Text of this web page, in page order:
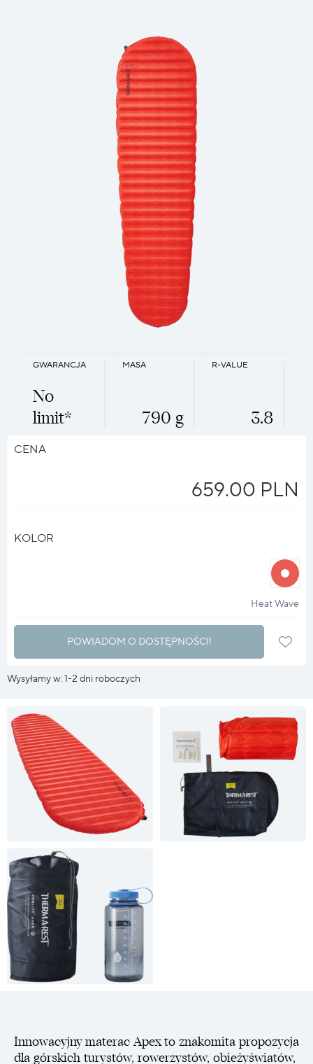
MASA
790 g
R-VALUE
3.8
GWARANCJA
No
limit*
CENA
659.00 PLN
KOLOR
halo
?
Heat Wave
POWIADOM O DOSTĘPNOŚCI!
Wysyłamy w: 1-2 dni roboczych
Innowacyjny materac Apex to znakomita propozycja
dla górskich turystów, rowerzystów, obieżyświatów,